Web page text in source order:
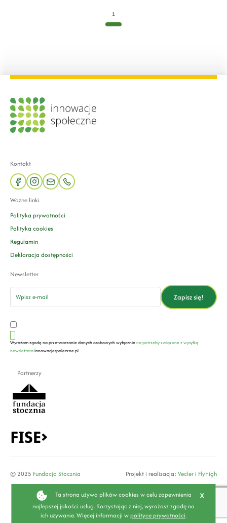
1
Kontakt
facebookinstagram
mail phone
Ważne linki
Polityka prywatności
Polityka cookies
Regulamin
Deklaracja dostępności
Newsletter
email
Zapisz się!
Wyrażam zgodę na przetwarzanie danych osobowych wyłączniena potrzeby związane z wysyłką
newsletterainnowacjespoleczne.pl
Partnerzy
© 2025 Fundacja Stocznia Projekt i realizacja: Vecler i FlyHigh
Ta strona używa plików cookies w celu zapewnienia
najlepszej jakości usług. Korzystając z niej, wyrażasz zgodę na
ich używanie. Więcej informacji wpolityce prywatności.
x